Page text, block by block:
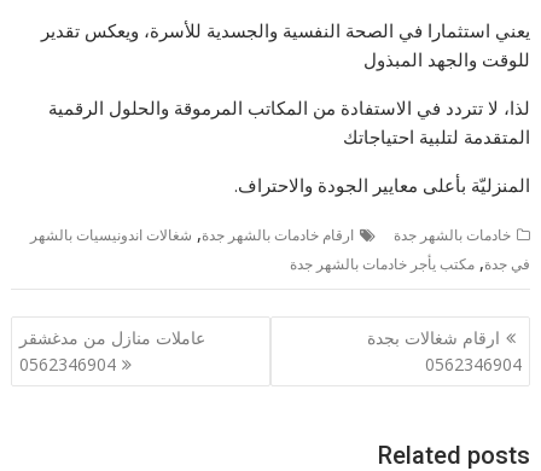
يعني استثمارا في الصحة النفسية والجسدية للأسرة، ويعكس تقدير
للوقت والجهد المبذول
لذا، لا تتردد في الاستفادة من المكاتب المرموقة والحلول الرقمية
المتقدمة لتلبية احتياجاتك
المنزليّة بأعلى معايير الجودة والاحتراف.
خادمات بالشهر جدة ارقام خادمات بالشهر جدة, شغالات اندونيسيات بالشهر
في جدة,مكتب يأجر خادمات بالشهر جدة
تصفّح
المقالات
ارقام شغالات بجدة
0562346904
عاملات منازل من مدغشقر
0562346904
Related posts